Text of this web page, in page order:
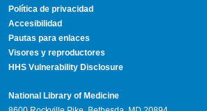
Política de privacidad
Accesibilidad
Pautas para enlaces
Visores y reproductores
HHS Vulnerability Disclosure
National Library of Medicine